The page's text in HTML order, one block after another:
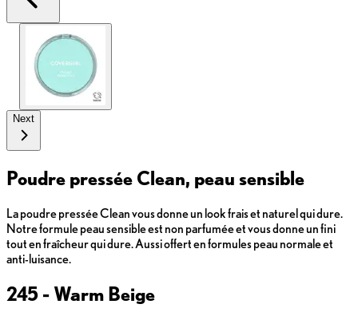
Next
Poudre pressée Clean, peau sensible
La poudre pressée Clean vous donne un look frais et naturel qui dure.
Notre formule peau sensible est non parfumée et vous donne un fini
tout en fraîcheur qui dure. Aussi offert en formules peau normale et
anti-luisance.
245 - Warm Beige